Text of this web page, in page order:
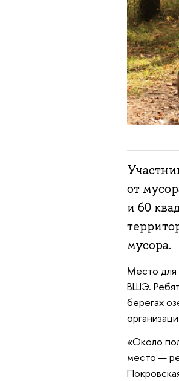
от
и 60
мусора.
Место для
ВШЭ.
берегах
«Около
место —